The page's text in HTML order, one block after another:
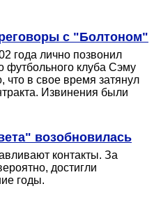
с "Болтоном"
года лично позвонил
футбольного клуба Сэму
что в свое время затянул
Извинения были
возобновилась
контакты. За
достигли
годы.